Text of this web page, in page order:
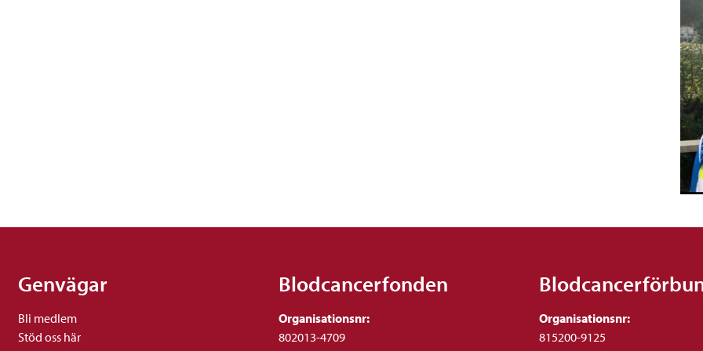
Genvägar
Bli medlem
Stöd oss här
Blodcancerfonden
Organisationsnr:
802013-4709
Organisationsnr:
815200-9125